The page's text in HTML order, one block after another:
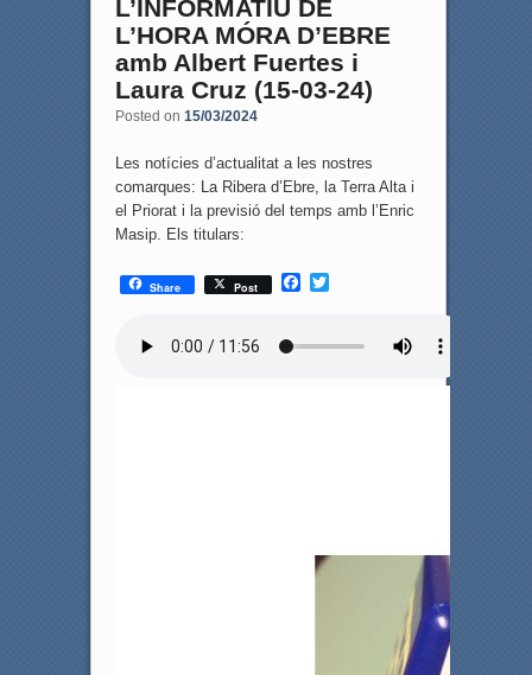
L’INFORMATIU DE
L’HORA MÓRA D’EBRE
amb Albert Fuertes i
Laura Cruz (15-03-24)
Posted on 15/03/2024
Les notícies d’actualitat a les nostres
comarques: La Ribera d’Ebre, la Terra Alta i
el Priorat i la previsió del temps amb l’Enric
Masip. Els titulars:
Share Post
F
T